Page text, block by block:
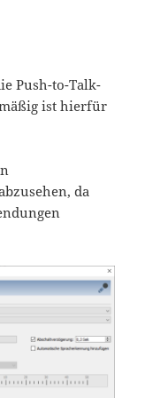
Push-to-Talk-
ist hierfür
da